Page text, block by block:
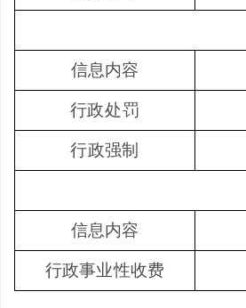
信息内容
行政处罚
行政强制
信息内容
行政事业性收费